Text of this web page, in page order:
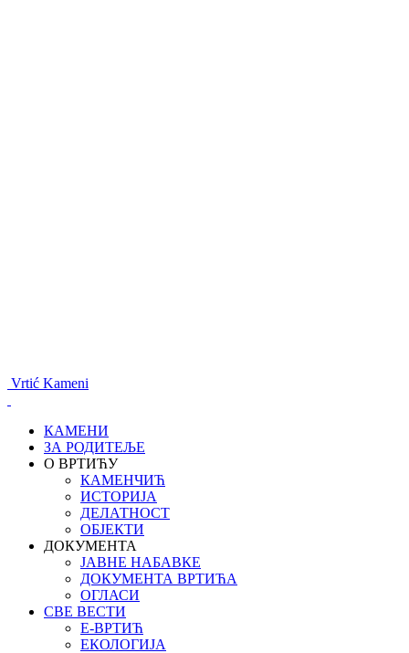
Vrtić Kameni
КАМЕНИ
ЗА РОДИТЕЉЕ
О ВРТИЋУ
КАМЕНЧИЋ
ИСТОРИЈА
ДЕЛАТНОСТ
ОБЈЕКТИ
ДОКУМЕНТА
ЈАВНЕ НАБАВКЕ
ДОКУМЕНТА ВРТИЋА
ОГЛАСИ
СВЕ ВЕСТИ
Е-ВРТИЋ
ЕКОЛОГИЈА